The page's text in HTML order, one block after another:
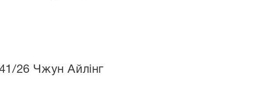
26 Чжун Айлінг